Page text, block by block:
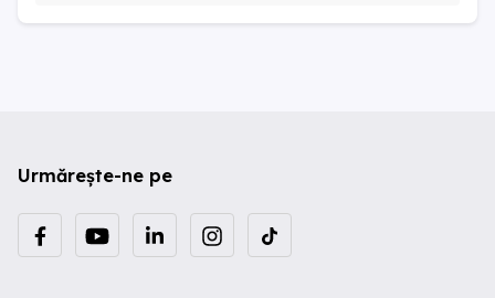
Urmărește-ne pe